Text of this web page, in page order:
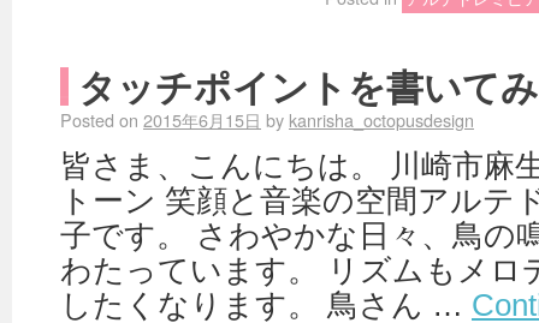
タッチポイントを書いて
Posted on 2015年6月15日 by kanrisha_octopusdesign
皆さま、こんにちは。 川崎市麻
トーン 笑顔と音楽の空間アルテ
子です。 さわやかな日々、鳥の
わたっています。 リズムもメロ
したくなります。 鳥さん …